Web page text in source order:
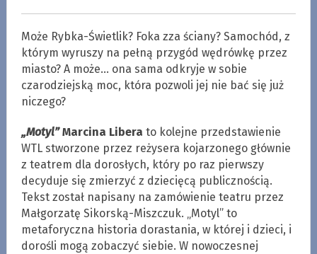
Może Rybka-Świetlik? Foka zza ściany? Samochód, z
którym wyruszy na pełną przygód wędrówkę przez
miasto? A może… ona sama odkryje w sobie
czarodziejską moc, która pozwoli jej nie bać się już
niczego?
„Motyl” Marcina Libera to kolejne przedstawienie
WTL stworzone przez reżysera kojarzonego głównie
z teatrem dla dorosłych, który po raz pierwszy
decyduje się zmierzyć z dziecięcą publicznością.
Tekst został napisany na zamówienie teatru przez
Małgorzatę Sikorską-Miszczuk. „Motyl” to
metaforyczna historia dorastania, w której i dzieci, i
dorośli mogą zobaczyć siebie. W nowoczesnej